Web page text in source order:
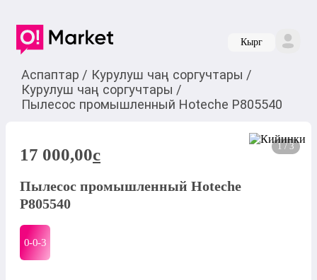
Кырг
Аспаптар / Курулуш чаң соргучтары /
Курулуш чаң соргучтары /
Пылесос промышленный Hoteche P805540
1 / 3
17 000,00c
Пылесос промышленный Hoteche
P805540
0-0-3